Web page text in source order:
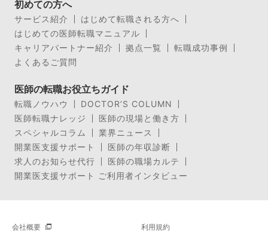
初めての方へ
サービス紹介
はじめて転職される方へ
はじめての医師転職マニュアル
キャリアパートナー紹介
拠点一覧
転職成功事例
よくあるご質問
医師の転職お役立ちガイド
転職ノウハウ
DOCTOR’S COLUMN
医師転職ナレッジ
医師の現場と働き方
スペシャルコラム
業界ニュース
開業医支援サポート
医師の年収診断
求人のお知らせ代行
医師の職場カルテ
開業医支援サポート ご利用者インタビュー
会社概要 利用規約